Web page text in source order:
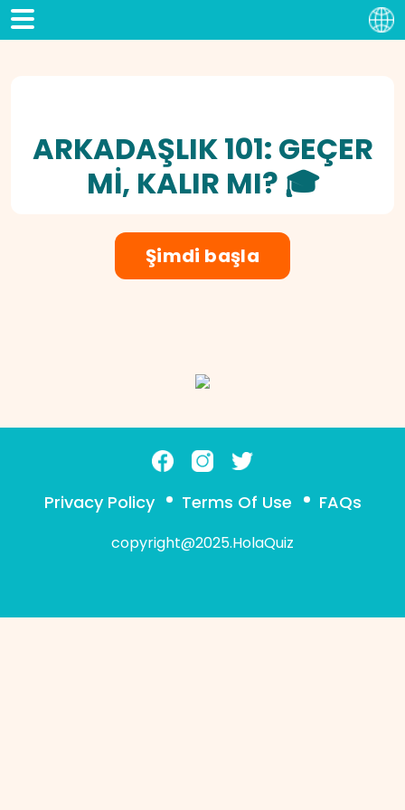
ARKADAŞLIK 101: GEÇER
MI, KALIR MI? 🎓
Şimdi başla
Privacy Policy Terms Of Use FAQs
copyright@2025.HolaQuiz